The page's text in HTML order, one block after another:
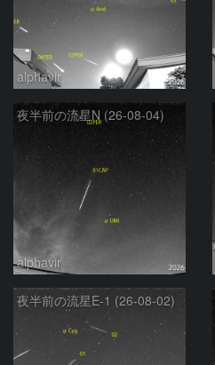
alphavir
夜半前の流星N (26-08-04)
alphavir
夜半前の流星E-1 (26-08-02)